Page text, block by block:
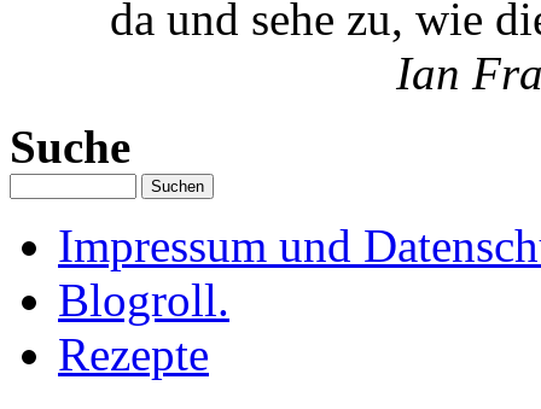
da und sehe zu, wie
Ian
Suche
Impressum und
Blogroll.
Rezepte